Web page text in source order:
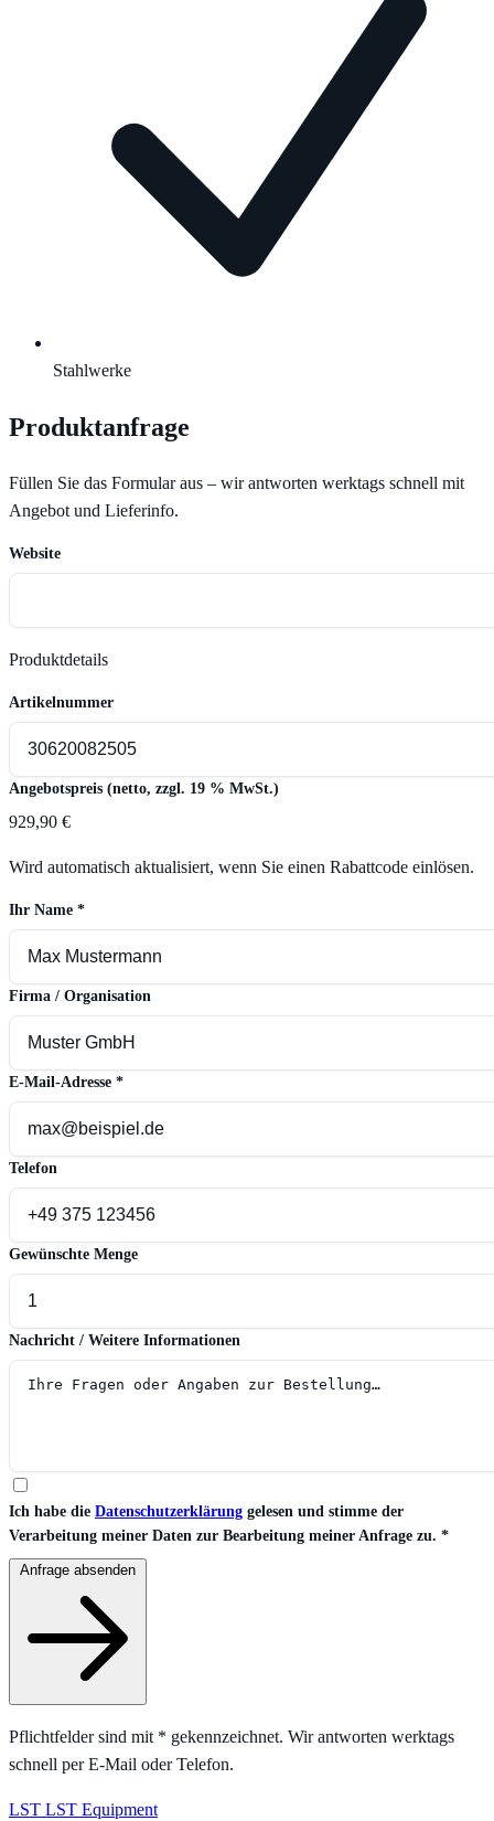
Stahlwerke
Produktanfrage
Füllen Sie das Formular aus – wir antworten werktags schnell mit
Angebot und Lieferinfo.
Website
Produktdetails
Artikelnummer
Angebotspreis (netto, zzgl. 19 % MwSt.)
929,90 €
Wird automatisch aktualisiert, wenn Sie einen Rabattcode einlösen.
Ihr Name *
Firma / Organisation
E-Mail-Adresse *
Telefon
Gewünschte Menge
Nachricht / Weitere Informationen
Ich habe die Datenschutzerklärung gelesen und stimme der
Verarbeitung meiner Daten zur Bearbeitung meiner Anfrage zu. *
Pflichtfelder sind mit * gekennzeichnet. Wir antworten werktags
schnell per E-Mail oder Telefon.
LST LST Equipment